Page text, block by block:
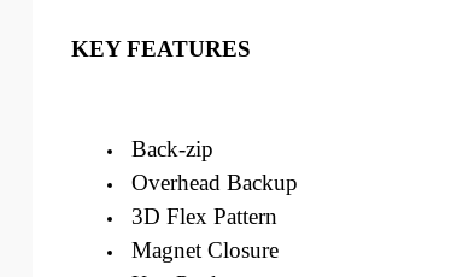
KEY FEATURES
Back-zip
Overhead Backup
3D Flex Pattern
Magnet Closure